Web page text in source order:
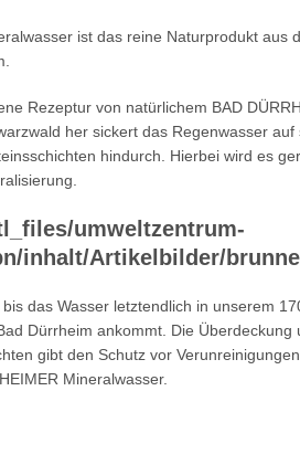
ist das reine Naturprodukt aus
Rezeptur von natürlichem BAD
her sickert das Regenwasser
hindurch. Hierbei wird es
das Wasser letztendlich in unserem
Dürrheim ankommt. Die
gibt den Schutz vor
Mineralwasser.